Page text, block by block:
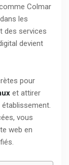
Colmar
les
des services
devient
pour
et attirer
vous
web en